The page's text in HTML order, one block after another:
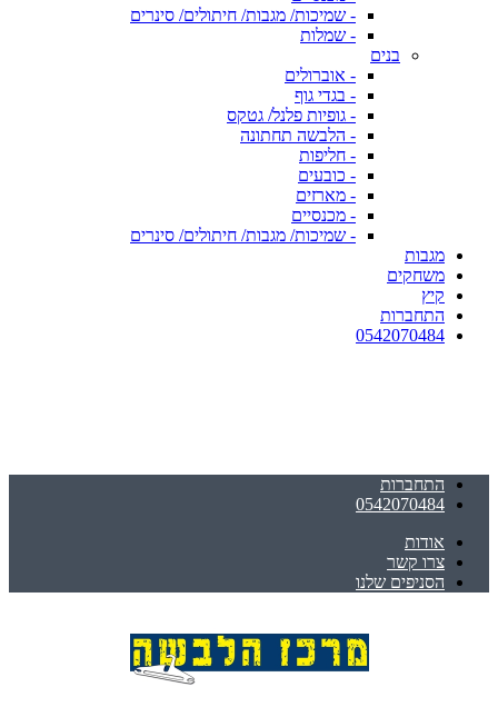
- שמיכות/ מגבות/ חיתולים/ סינרים
- שמלות
בנים
- אוברולים
- בגדי גוף
- גופיות פלנל/ גטקס
- הלבשה תחתונה
- חליפות
- כובעים
- מארזים
- מכנסיים
- שמיכות/ מגבות/ חיתולים/ סינרים
מגבות
משחקים
קיץ
התחברות
0542070484
התחברות
0542070484
אודות
צרו קשר
הסניפים שלנו